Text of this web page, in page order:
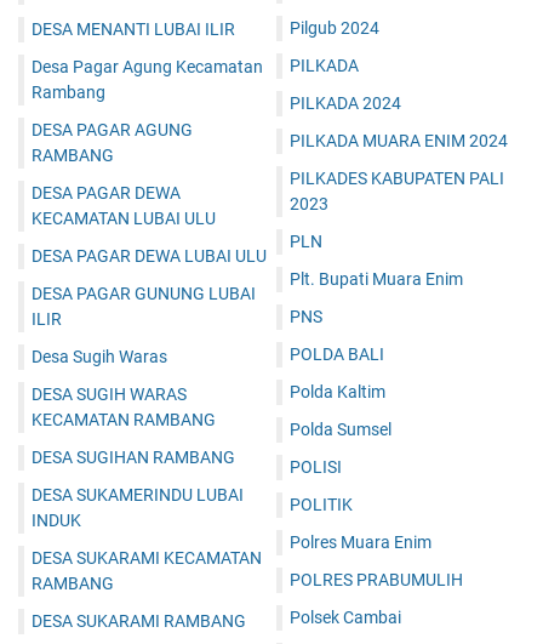
DESA MENANTI LUBAI ILIR
Desa Pagar Agung Kecamatan
Rambang
DESA PAGAR AGUNG
RAMBANG
DESA PAGAR DEWA
KECAMATAN LUBAI ULU
DESA PAGAR DEWA LUBAI ULU
DESA PAGAR GUNUNG LUBAI
ILIR
Desa Sugih Waras
DESA SUGIH WARAS
KECAMATAN RAMBANG
DESA SUGIHAN RAMBANG
DESA SUKAMERINDU LUBAI
INDUK
DESA SUKARAMI KECAMATAN
RAMBANG
DESA SUKARAMI RAMBANG
Pilgub 2024
PILKADA
PILKADA 2024
PILKADA MUARA ENIM 2024
PILKADES KABUPATEN PALI
2023
PLN
Plt. Bupati Muara Enim
PNS
POLDA BALI
Polda Kaltim
Polda Sumsel
POLISI
POLITIK
Polres Muara Enim
POLRES PRABUMULIH
Polsek Cambai